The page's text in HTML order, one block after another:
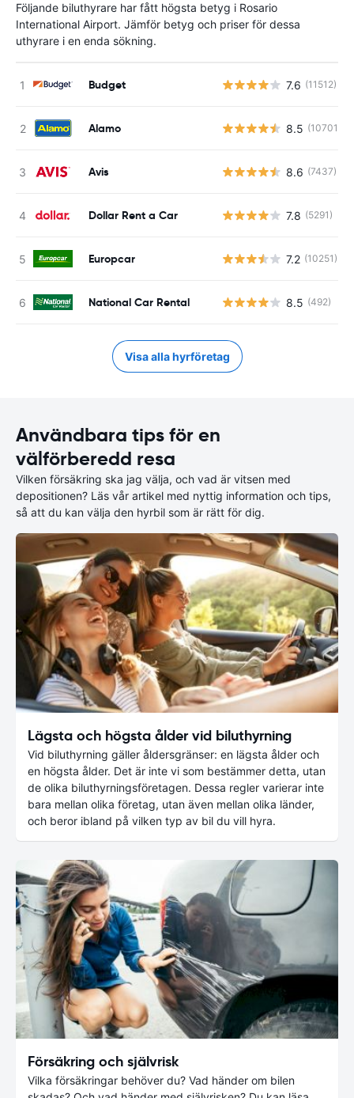
Följande biluthyrare har fått högsta betyg i Rosario
International Airport. Jämför betyg och priser för dessa
uthyrare i en enda sökning.
Budget 7.6 (11512)
Alamo 8.5 (10701)
Avis 8.6 (7437)
Dollar Rent a Car 7.8 (5291)
Europcar 7.2 (10251)
National Car Rental 8.5 (492)
Visa alla hyrföretag
Användbara tips för en
välförberedd resa
Vilken försäkring ska jag välja, och vad är vitsen med
depositionen? Läs vår artikel med nyttig information och tips,
så att du kan välja den hyrbil som är rätt för dig.
Lägsta och högsta ålder vid biluthyrning
Vid biluthyrning gäller åldersgränser: en lägsta ålder och
en högsta ålder. Det är inte vi som bestämmer detta, utan
de olika biluthyrningsföretagen. Dessa regler varierar inte
bara mellan olika företag, utan även mellan olika länder,
och beror ibland på vilken typ av bil du vill hyra.
Försäkring och självrisk
Vilka försäkringar behöver du? Vad händer om bilen